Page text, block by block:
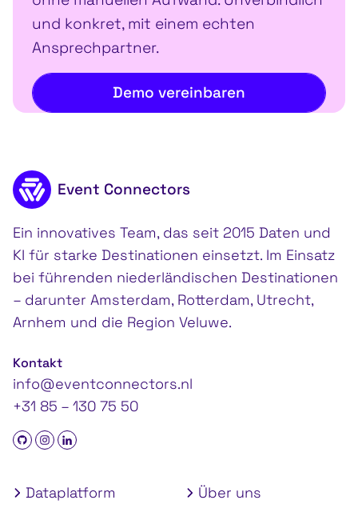
und konkret, mit einem echten
Ansprechpartner.
Demo vereinbaren
Fußzeileninhalt
Event Connectors
Ein innovatives Team, das seit 2015 Daten und
KI für starke Destinationen einsetzt. Im Einsatz
bei führenden niederländischen Destinationen
– darunter Amsterdam, Rotterdam, Utrecht,
Arnhem und die Region Veluwe.
Kontakt
info@eventconnectors.nl
+31 85 – 130 75 50
Dataplatform
Über uns